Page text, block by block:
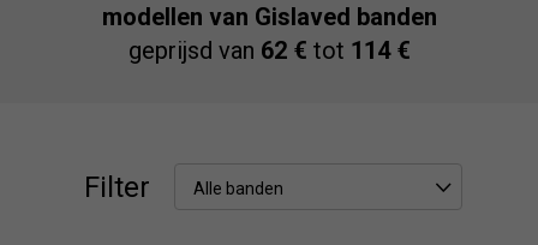
modellen van Gislaved banden
geprijsd van 62 € tot 114 €
Filter Alle banden